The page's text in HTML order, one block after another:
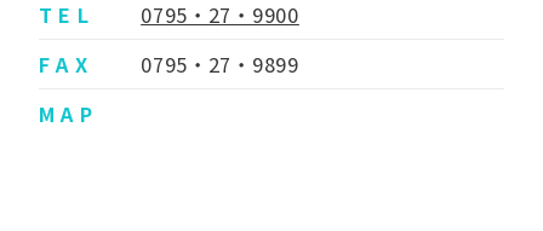
T E L
0795・27・9900
F A X
0795・27・9899
M A P